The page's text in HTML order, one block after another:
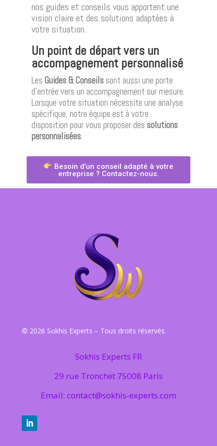
nos guides et conseils vous apportent une
vision claire et des solutions adaptées à
votre situation.
Un point de départ vers un
accompagnement personnalisé
Les Guides & Conseilssont aussi une porte
d’entrée vers un accompagnement sur mesure.
Lorsque votre situation nécessite une analyse
spécifique, notre équipe est à votre
disposition pour vous proposer des solutions
personnalisées.
Besoin d’un conseil adapté à votre
entreprise ? Contactez-nous.
© 2026 Sokhis Experts – Tous droits réservés.
Sokhis Experts FR
29 rue Tronchet 75008 Paris
Email: contact@sokhis-experts.com